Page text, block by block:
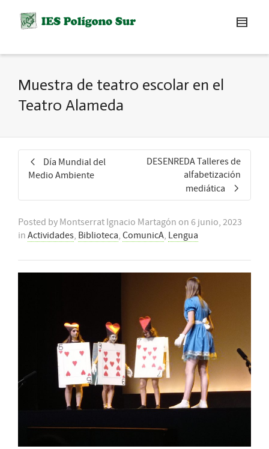
Muestra de teatro escolar en el
Teatro Alameda
Día Mundial del
Medio Ambiente
DESENREDA Talleres de
alfabetización
mediática
Posted by Montserrat Ignacio Martagón on 6 junio, 2023
in Actividades, Biblioteca, ComunicA, Lengua